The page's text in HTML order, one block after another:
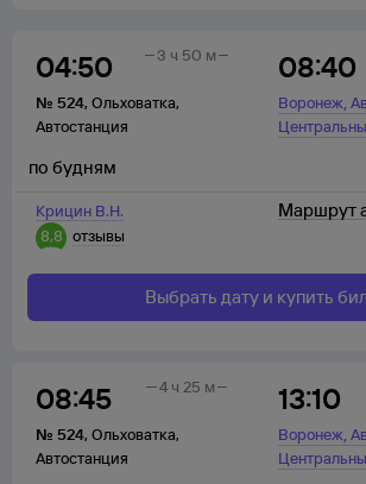
04:50
№ 524, Ольховатка,
Автостанция
08:40
Воронеж,
3 ч 50 м
Крицин В.Н.
8,8 отзывы
по будням
Маршрут
Выбрать дату и купить
08:45
№ 524, Ольховатка,
Автостанция
13:10
Воронеж,
4 ч 25 м